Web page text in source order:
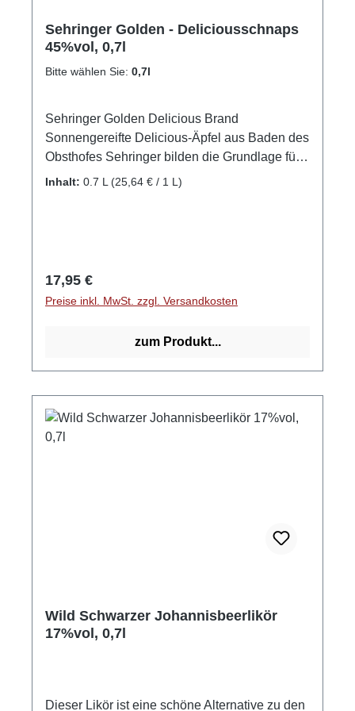
Sehringer Golden - Deliciousschnaps
45%vol, 0,7l
Bitte wählen Sie: 0,7l
Sehringer Golden Delicious Brand
Sonnengereifte Delicious-Äpfel aus Baden des
Obsthofes Sehringer bilden die Grundlage für
diesen feinen Apfelbrand. Feines Apfelaroma
sehringer.de
Inhalt: 0.7 L (25,64 € / 1 L)
Regulärer Preis:
17,95 €
Preise inkl. MwSt. zzgl. Versandkosten
zum Produkt...
Wild Schwarzer Johannisbeerlikör
17%vol, 0,7l
Dieser Likör ist eine schöne Alternative zu den